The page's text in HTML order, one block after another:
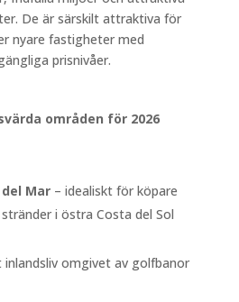
De är särskilt attraktiva för
nyare fastigheter med
prisnivåer.
områden för 2026
Mar– idealiskt för köpare
i östra Costa del Sol
inlandsliv omgivet av golfbanor